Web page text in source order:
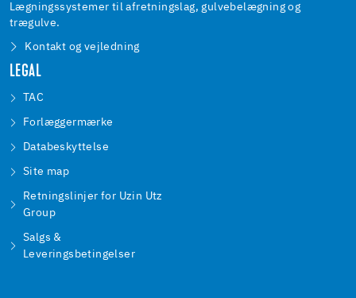
Lægningssystemer til afretningslag, gulvebelægning og
trægulve.
Kontakt og vejledning
LEGAL
TAC
Forlæggermærke
Databeskyttelse
Site map
Retningslinjer for Uzin Utz
Group
Salgs &
Leveringsbetingelser